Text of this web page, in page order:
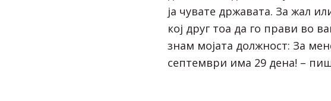
ја чувате државата. За жал
кој друг тоа да го прави во
знам мојата должност: За
септември има 29 дена! –